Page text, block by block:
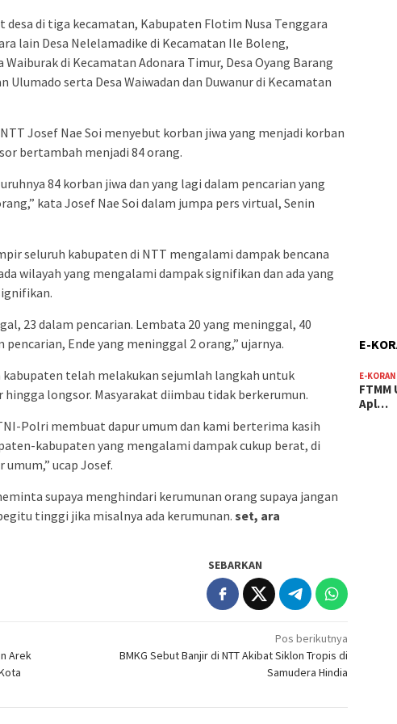
desa di tiga kecamatan, Kabupaten Flotim Nusa Tenggara
lain Desa Nelelamadike di Kecamatan Ile Boleng,
Waiburak di Kecamatan Adonara Timur, Desa Oyang Barang
Ulumado serta Desa Waiwadan dan Duwanur di Kecamatan
Josef Nae Soi menyebut korban jiwa yang menjadi korban
bertambah menjadi 84 orang.
84 korban jiwa dan yang lagi dalam pencarian yang
kata Josef Nae Soi dalam jumpa pers virtual, Senin
seluruh kabupaten di NTT mengalami dampak bencana
wilayah yang mengalami dampak signifikan dan ada yang
23 dalam pencarian. Lembata 20 yang meninggal, 40
Ende yang meninggal 2 orang,” ujarnya.
telah melakukan sejumlah langkah untuk
longsor. Masyarakat diimbau tidak berkerumun.
Polri membuat dapur umum dan kami berterima kasih
kabupaten yang mengalami dampak cukup berat, di
ucap Josef.
supaya menghindari kerumunan orang supaya jangan
tinggi jika misalnya ada kerumunan.set, ara
SEBARKAN
Arek
Pos berikutnya
BMKG Sebut Banjir di NTT Akibat Siklon Tropis di
Samudera Hindia
E-
E-KORAN
FTMM
Apl…